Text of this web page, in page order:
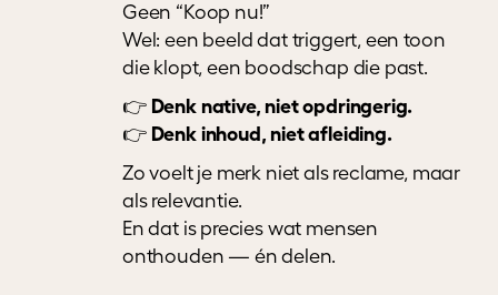
Geen “Koop nu!”
Wel: een beeld dat triggert, een toon
die klopt, een boodschap die past.
👉 Denk native, niet opdringerig.
👉 Denk inhoud, niet afleiding.
Zo voelt je merk niet als reclame, maar
als relevantie.
En dat is precies wat mensen
onthouden — én delen.